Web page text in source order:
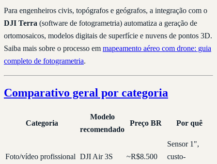
Para engenheiros civis, topógrafos e geógrafos, a integração com o
DJI Terra (software de fotogrametria) automatiza a geração de
ortomosaicos, modelos digitais de superfície e nuvens de pontos 3D.
Saiba mais sobre o processo em mapeamento aéreo com drone: guia
completo de fotogrametria.
Comparativo geral por categoria
Categoria
Modelo
recomendado
Preço BR Por quê
Foto/vídeo profissional DJI Air 3S ~R$8.500
Sensor 1",
custo-